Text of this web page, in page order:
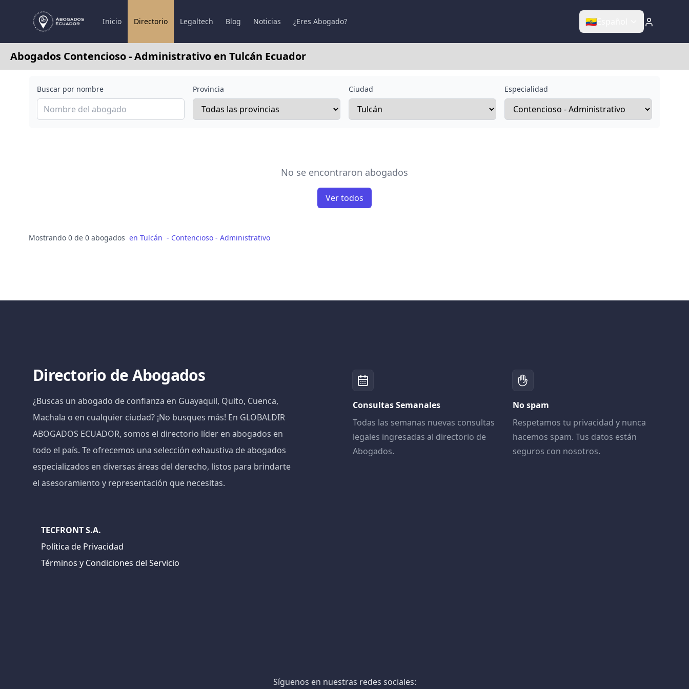
Inicio Directorio Legaltech Blog Noticias ¿Eres Abogado? 🇪🇨
Abogados Contencioso - Administrativo en Tulcán Ecuador
Buscar por nombre Provincia Ciudad Especialidad
No se encontraron abogados
Ver todos
Mostrando 0 de 0 abogados en Tulcán - Contencioso - Administrativo
Directorio de Abogados
¿Buscas un abogado de confianza en Guayaquil, Quito, Cuenca,
Machala o en cualquier ciudad? ¡No busques más! En GLOBALDIR
ABOGADOS ECUADOR, somos el directorio líder en abogados en
todo el país. Te ofrecemos una selección exhaustiva de abogados
especializados en diversas áreas del derecho, listos para brindarte
el asesoramiento y representación que necesitas.
Consultas Semanales
Todas las semanas nuevas consultas
legales ingresadas al directorio de
Abogados.
No spam
Respetamos tu privacidad y nunca
hacemos spam. Tus datos están
seguros con nosotros.
TECFRONT S.A.
Política de Privacidad
Términos y Condiciones del Servicio
Síguenos en nuestras redes sociales: